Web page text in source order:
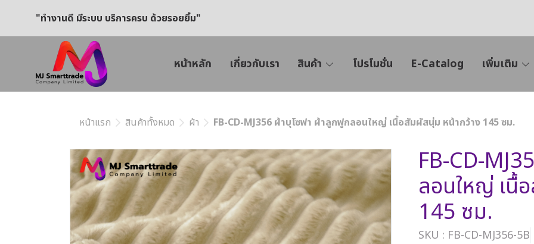
"ทำงานดี มีระบบ บริการครบ ด้วยรอยยิ้ม"
หน้าหลัก เกี่ยวกับเรา สินค้า โปรโมชั่น E-Catalog เพิ่มเติม
หน้าแรก สินค้าทั้งหมด ผ้า FB-CD-MJ356 ผ้าบุโซฟา ผ้าลูกฟูกลอนใหญ่ เนื้อสัมผัสนุ่ม หน้ากว้าง 145 ซม.
FB-CD-
ลอนใหญ่ เนื้
145 ซม.
SKU : FB-CD-MJ356-5B